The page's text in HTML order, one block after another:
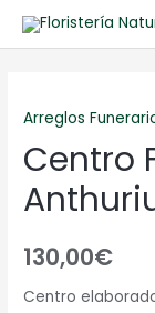
Arreglos
Centro
130,00€
Centro